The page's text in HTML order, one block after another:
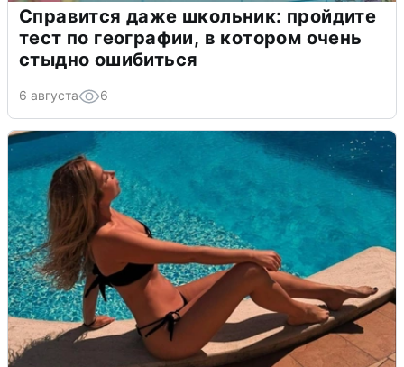
Справится даже школьник: пройдите
тест по географии, в котором очень
стыдно ошибиться
6 августа 6